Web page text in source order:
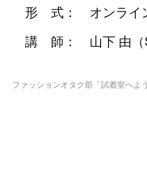
形 式： オンライン
講 師： 山下 由（
ファッションオタク部「試着室へよ